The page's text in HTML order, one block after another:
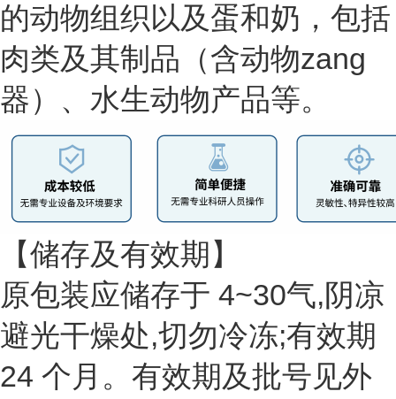
的动物组织以及蛋和奶，包括
肉类及其制品（含动物zang
器）、水生动物产品等。
【储存及有效期】
原包装应储存于 4~30气,阴凉
避光干燥处,切勿冷冻;有效期
24 个月。有效期及批号见外